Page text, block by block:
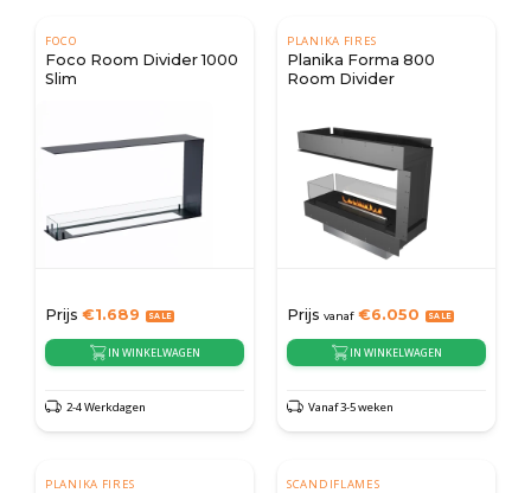
FOCO
Foco Room Divider 1000
Slim
Prijs €1.689
IN WINKELWAGEN
2-4 Werkdagen
PLANIKA FIRES
Planika Forma 800
Room Divider
Prijs vanaf€6.050
IN WINKELWAGEN
Vanaf 3-5 weken
PLANIKA FIRES SCANDIFLAMES